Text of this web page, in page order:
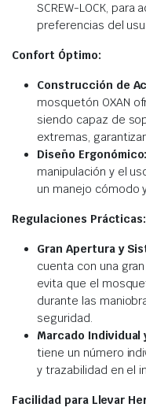
SCREW-LOCK,
preferencias del
Confort Óptimo:
Construcción de
mosquetón OXAN
siendo capaz de
extremas,
Diseño Ergonómico:
manipulación y el
un manejo cómodo
Regulaciones Prácticas:
Gran Apertura y
cuenta con una
evita que el
durante las
seguridad.
Marcado Individual
tiene un número
y trazabilidad en el
Facilidad para Llevar